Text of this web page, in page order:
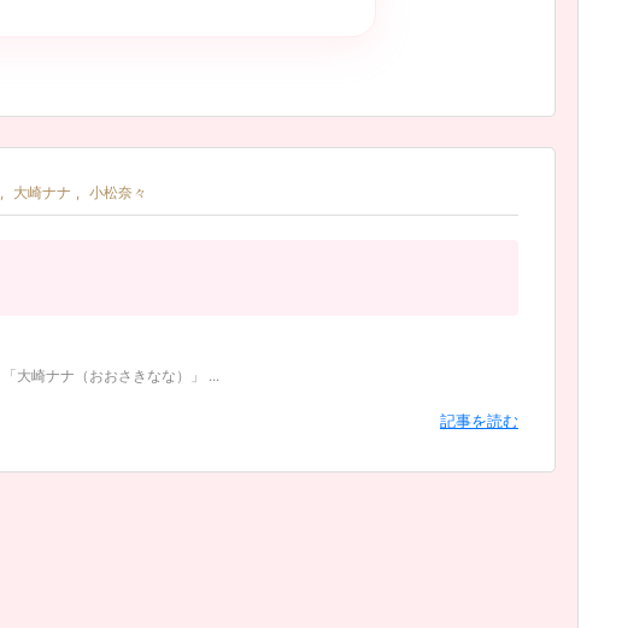
, 大崎ナナ , 小松奈々
大崎ナナ（おおさきなな）」 ...
記事を読む